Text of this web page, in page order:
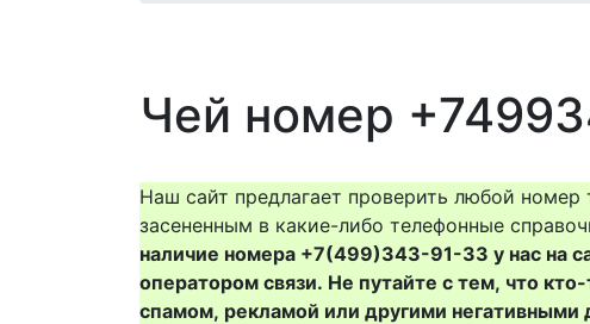
Чей номер
Наш сайт предлагает проверить любой
засененным в какие-либо телефонные
наличие номера +7(499)343-91-33 у нас на
оператором связи. Не путайте с тем, что
спамом, рекламой или другими негативными